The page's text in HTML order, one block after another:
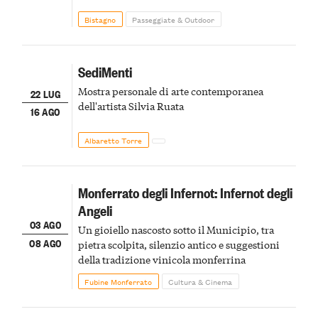
Bistagno Passeggiate & Outdoor
22 LUG
16 AGO
SediMenti
Mostra personale di arte contemporanea
dell'artista Silvia Ruata
Albaretto Torre
03 AGO
08 AGO
Monferrato degli Infernot: Infernot degli
Angeli
Un gioiello nascosto sotto il Municipio, tra
pietra scolpita, silenzio antico e suggestioni
della tradizione vinicola monferrina
Fubine Monferrato Cultura & Cinema